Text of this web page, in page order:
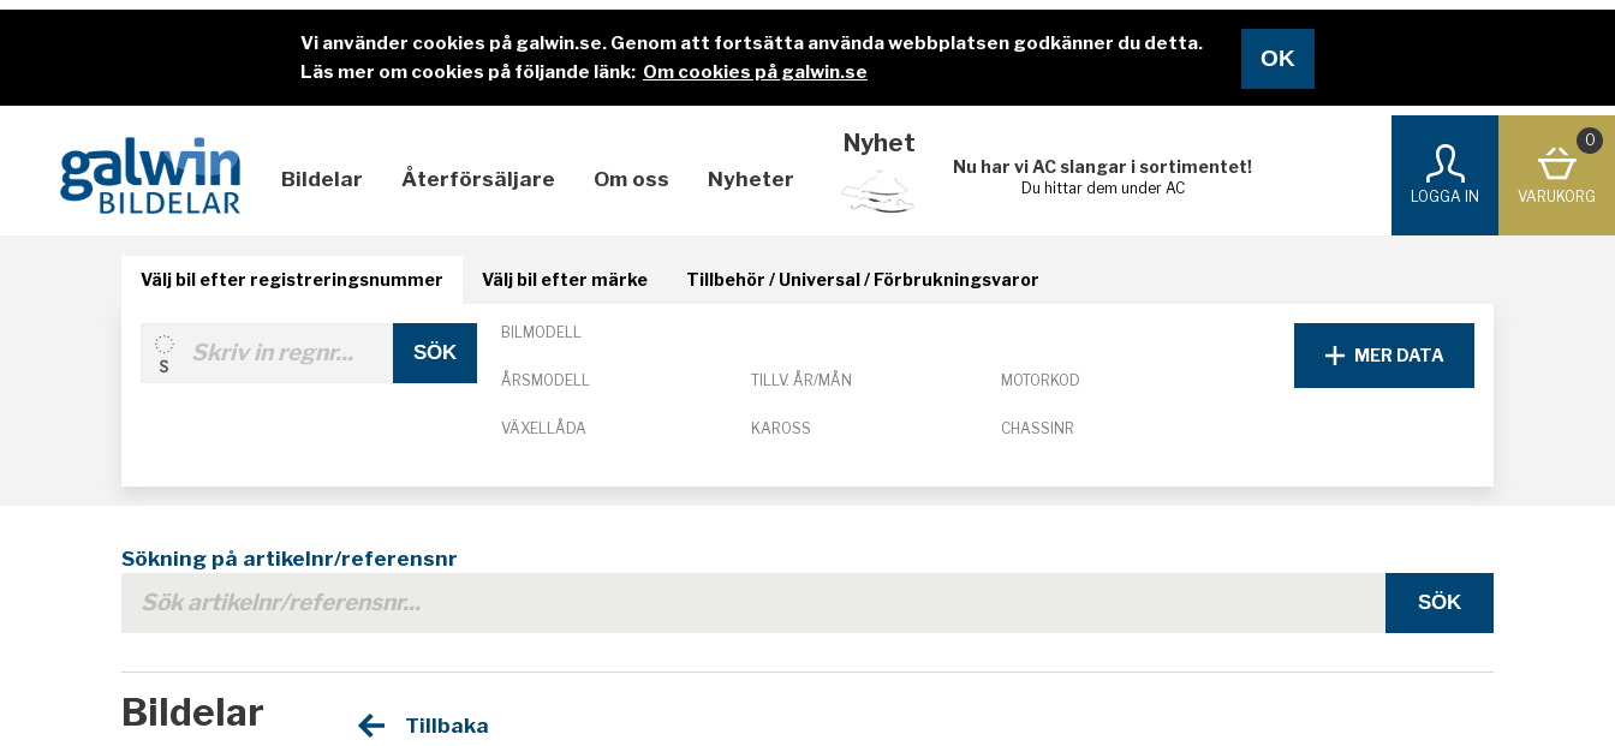
Vi använder cookies på galwin.se. Genom att fortsätta använda webbplatsen godkänner du detta.
Läs mer om cookies på följande länk: Om cookies på galwin.se
Bildelar Återförsäljare Om oss Nyheter
Nyhet
Nu har vi AC slangar i sortimentet!
Du hittar dem under AC
LOGGA IN
0
VARUKORG
Välj bil efter registreringsnummer Välj bil efter märke Tillbehör / Universal / Förbrukningsvaror
BILMODELL
ÅRSMODELL TILLV. ÅR/MÅN MOTORKOD
VÄXELLÅDA KAROSS CHASSINR
MER DATA
Sökning på artikelnr/referensnr
Bildelar Tillbaka